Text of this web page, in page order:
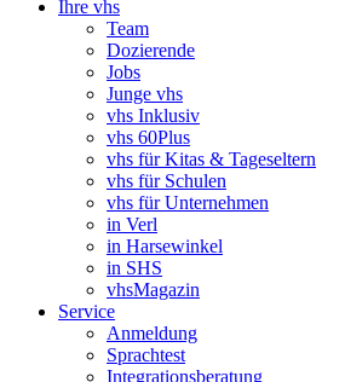
Ihre vhs
Team
Dozierende
Jobs
Junge vhs
vhs Inklusiv
vhs 60Plus
vhs für Kitas & Tageseltern
vhs für Schulen
vhs für Unternehmen
in Verl
in Harsewinkel
in SHS
vhsMagazin
Service
Anmeldung
Sprachtest
Integrationsberatung